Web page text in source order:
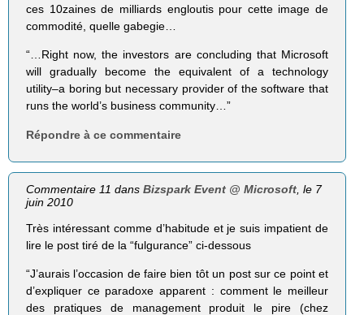
ces 10zaines de milliards engloutis pour cette image de
commodité, quelle gabegie…
“…Right now, the investors are concluding that Microsoft
will gradually become the equivalent of a technology
utility–a boring but necessary provider of the software that
runs the world’s business community…”
Répondre à ce commentaire
Commentaire 11 dansBizspark Event @ Microsoft , le 7
juin 2010
Très intéressant comme d’habitude et je suis impatient de
lire le post tiré de la “fulgurance” ci-dessous
“J’aurais l’occasion de faire bien tôt un post sur ce point et
d’expliquer ce paradoxe apparent : comment le meilleur
des pratiques de management produit le pire (chez